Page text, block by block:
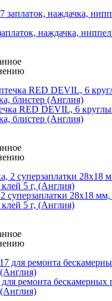
наждачка,
RED DEVIL, 6
блистер (Англия)
суперзаплатки 28х18 мм,
5 г, (Англия)
ремонта